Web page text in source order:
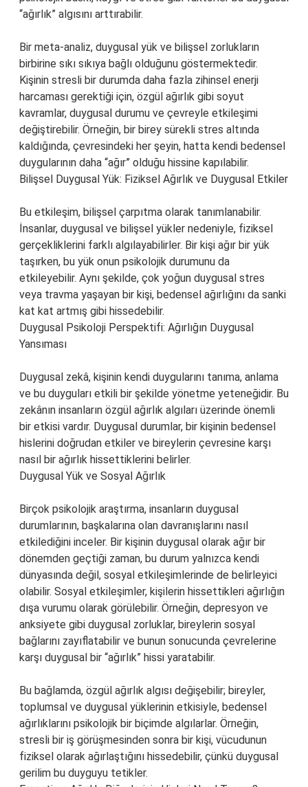
“ağırlık” algısını arttırabilir.
Bir meta-analiz, duygusal yük ve bilişsel zorlukların
birbirine sıkı sıkıya bağlı olduğunu göstermektedir.
Kişinin stresli bir durumda daha fazla zihinsel enerji
harcaması gerektiği için, özgül ağırlık gibi soyut
kavramlar, duygusal durumu ve çevreyle etkileşimi
değiştirebilir. Örneğin, bir birey sürekli stres altında
kaldığında, çevresindeki her şeyin, hatta kendi bedensel
duygularının daha “ağır” olduğu hissine kapılabilir.
Bilişsel Duygusal Yük: Fiziksel Ağırlık ve Duygusal Etkiler
Bu etkileşim, bilişsel çarpıtma olarak tanımlanabilir.
İnsanlar, duygusal ve bilişsel yükler nedeniyle, fiziksel
gerçekliklerini farklı algılayabilirler. Bir kişi ağır bir yük
taşırken, bu yük onun psikolojik durumunu da
etkileyebilir. Aynı şekilde, çok yoğun duygusal stres
veya travma yaşayan bir kişi, bedensel ağırlığını da sanki
kat kat artmış gibi hissedebilir.
Duygusal Psikoloji Perspektifi: Ağırlığın Duygusal
Yansıması
Duygusal zekâ, kişinin kendi duygularını tanıma, anlama
ve bu duyguları etkili bir şekilde yönetme yeteneğidir. Bu
zekânın insanların özgül ağırlık algıları üzerinde önemli
bir etkisi vardır. Duygusal durumlar, bir kişinin bedensel
hislerini doğrudan etkiler ve bireylerin çevresine karşı
nasıl bir ağırlık hissettiklerini belirler.
Duygusal Yük ve Sosyal Ağırlık
Birçok psikolojik araştırma, insanların duygusal
durumlarının, başkalarına olan davranışlarını nasıl
etkilediğini inceler. Bir kişinin duygusal olarak ağır bir
dönemden geçtiği zaman, bu durum yalnızca kendi
dünyasında değil, sosyal etkileşimlerinde de belirleyici
olabilir. Sosyal etkileşimler, kişilerin hissettikleri ağırlığın
dışa vurumu olarak görülebilir. Örneğin, depresyon ve
anksiyete gibi duygusal zorluklar, bireylerin sosyal
bağlarını zayıflatabilir ve bunun sonucunda çevrelerine
karşı duygusal bir “ağırlık” hissi yaratabilir.
Bu bağlamda, özgül ağırlık algısı değişebilir; bireyler,
toplumsal ve duygusal yüklerinin etkisiyle, bedensel
ağırlıklarını psikolojik bir biçimde algılarlar. Örneğin,
stresli bir iş görüşmesinden sonra bir kişi, vücudunun
fiziksel olarak ağırlaştığını hissedebilir, çünkü duygusal
gerilim bu duyguyu tetikler.